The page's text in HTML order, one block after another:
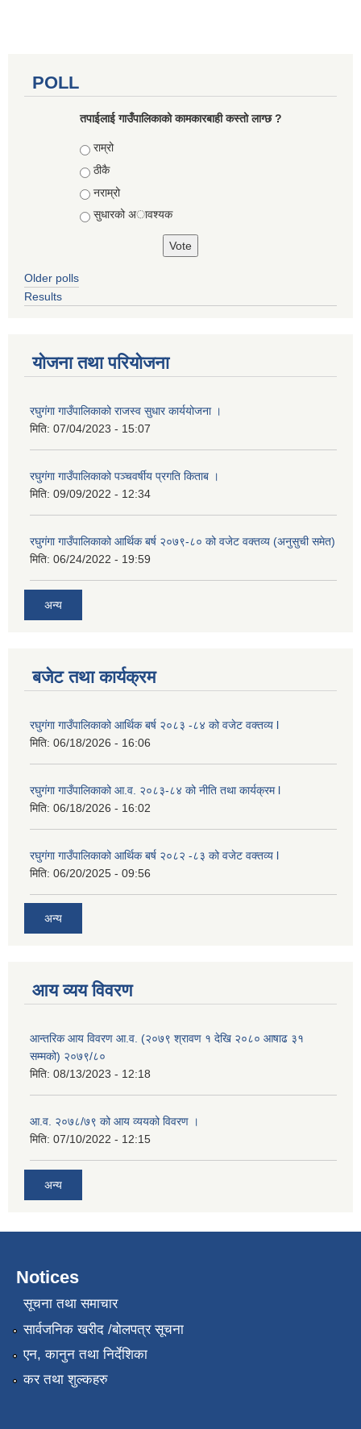
POLL
तपाईलाई गाउँपालिकाको कामकारबाही कस्तो लाग्छ ?
Choices
राम्रो
ठीकै
नराम्रो
सुधारको अावश्यक
Older polls
Results
योजना तथा परियोजना
रघुगंगा गाउँपालिकाको राजस्व सुधार कार्ययोजना ।
मिति: 07/04/2023 - 15:07
रघुगंगा गाउँपालिकाको पञ्चवर्षीय प्रगति किताब ।
मिति: 09/09/2022 - 12:34
रघुगंगा गाउँपालिकाको आर्थिक बर्ष २०७९-८० को वजेट वक्तव्य (अनुसुची समेत)
मिति: 06/24/2022 - 19:59
अन्य
बजेट तथा कार्यक्रम
रघुगंगा गाउँपालिकाको आर्थिक बर्ष २०८३ -८४ को वजेट वक्तव्य l
मिति: 06/18/2026 - 16:06
रघुगंगा गाउँपालिकाको आ.व. २०८३-८४ को नीति तथा कार्यक्रम l
मिति: 06/18/2026 - 16:02
रघुगंगा गाउँपालिकाको आर्थिक बर्ष २०८२ -८३ को वजेट वक्तव्य l
मिति: 06/20/2025 - 09:56
अन्य
आय व्यय विवरण
आन्तरिक आय विवरण आ.व. (२०७९ श्रावण १ देखि २०८० आषाढ ३१
सम्मको) २०७९/८०
मिति: 08/13/2023 - 12:18
आ.व. २०७८/७९ को आय व्ययको विवरण ।
मिति: 07/10/2022 - 12:15
अन्य
Notices
सूचना तथा समाचार
सार्वजनिक खरीद /बोलपत्र सूचना
एन, कानुन तथा निर्देशिका
कर तथा शुल्कहरु